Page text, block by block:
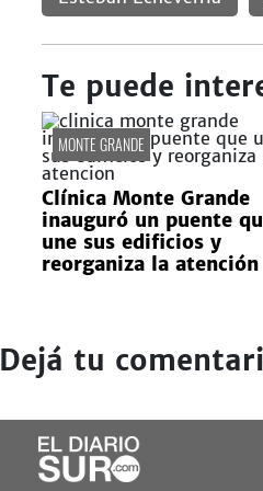
Te puede
MONTE GRANDE
Clínica Monte Grande
inauguró un puente
une sus edificios y
reorganiza la atención
Dejá tu